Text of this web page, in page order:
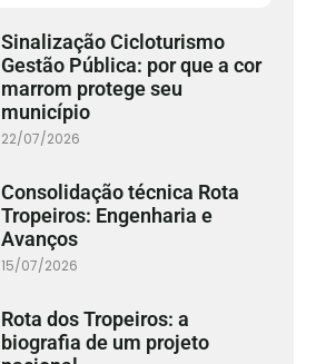
Sinalização Cicloturismo
Gestão Pública: por que a cor
marrom protege seu
município
22/07/2026
Consolidação técnica Rota
Tropeiros: Engenharia e
Avanços
15/07/2026
Rota dos Tropeiros: a
biografia de um projeto